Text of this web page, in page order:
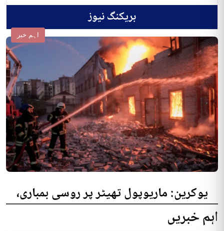
بریکنگ نیوز
اہم خبر
یوکرین: ماریوپول تھیٹر پر روسی بمباری،
300 افراد کی ہلاکت کا خدشہ
اہم خبریں